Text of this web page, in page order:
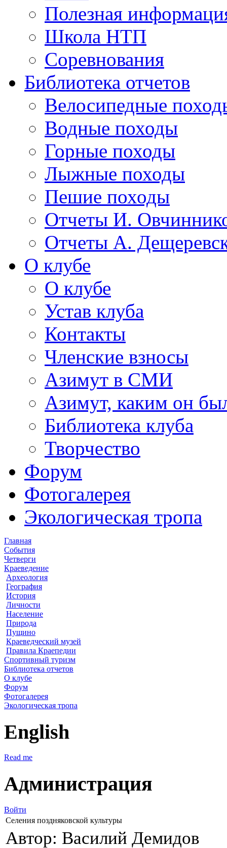
Полезная
Школа НТП
Соревнования
Библиотека отчетов
Велосипедные
Водные походы
Горные походы
Лыжные походы
Пешие походы
Отчеты И.
Отчеты А.
О клубе
О клубе
Устав клуба
Контакты
Членские взносы
Азимут в СМИ
Азимут, каким он
Библиотека клуба
Творчество
Форум
Фотогалерея
Экологическая тропа
Главная
События
Четверги
Краеведение
Археология
География
История
Личности
Население
Природа
Пущино
Краеведческий музей
Правила Краепедии
Спортивный туризм
Библиотека отчетов
О клубе
Форум
Фотогалерея
Экологическая тропа
English
Read me
Администрация
Войти
Селения поздняковской культуры
Автор: Василий Демидов